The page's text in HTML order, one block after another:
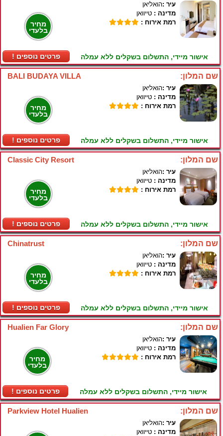
מחיר
בלעדי
! פרטים נוספים
עיר :הואליאן
מדינה : טייוואן
רמת אירוח :
אישור מיידי, התשלום בשקלים ללא עמלה
BALI BUDAYA VILLA שם המלון:
מחיר
בלעדי
! פרטים נוספים
עיר :הואליאן
מדינה : טייוואן
רמת אירוח :
אישור מיידי, התשלום בשקלים ללא עמלה
Classic City Resort שם המלון:
מחיר
בלעדי
! פרטים נוספים
עיר :הואליאן
מדינה : טייוואן
רמת אירוח :
אישור מיידי, התשלום בשקלים ללא עמלה
Chinatrust שם המלון:
מחיר
בלעדי
! פרטים נוספים
עיר :הואליאן
מדינה : טייוואן
רמת אירוח :
אישור מיידי, התשלום בשקלים ללא עמלה
Hualien Far Glory שם המלון:
מחיר
בלעדי
! פרטים נוספים
עיר :הואליאן
מדינה : טייוואן
רמת אירוח :
אישור מיידי, התשלום בשקלים ללא עמלה
Parkview Hotel Hualien שם המלון:
עיר :הואליאן
מדינה : טייוואן